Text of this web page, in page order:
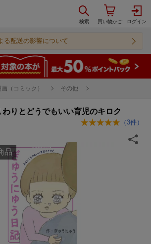
る配送の影響について
画（コミック） その他
わりとどうでもいい育児のキロク
（ 3件）
品